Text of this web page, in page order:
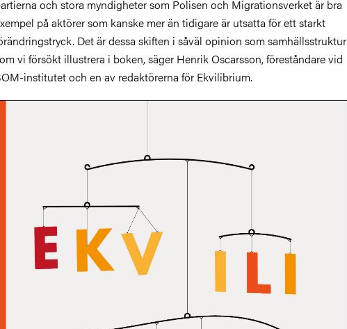
och stora myndigheter som Polisen och Migrationsverket är bra
på aktörer som kanske mer än tidigare är utsatta för ett starkt
Det är dessa skiften i såväl opinion som samhällsstruktur
vi försökt illustrera i boken, säger Henrik Oscarsson, föreståndare vid
institutet och en av redaktörerna för Ekvilibrium.